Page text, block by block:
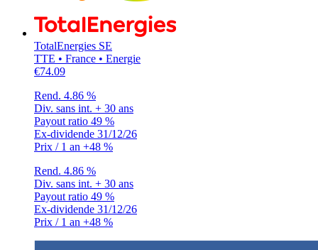
TotalEnergies SE
TTE • France • Energie
€74.09
Rend. 4.86 %
Div. sans int. + 30 ans
Payout ratio 49 %
Ex-dividende 31/12/26
Prix / 1 an +48 %
Rend. 4.86 %
Div. sans int. + 30 ans
Payout ratio 49 %
Ex-dividende 31/12/26
Prix / 1 an +48 %